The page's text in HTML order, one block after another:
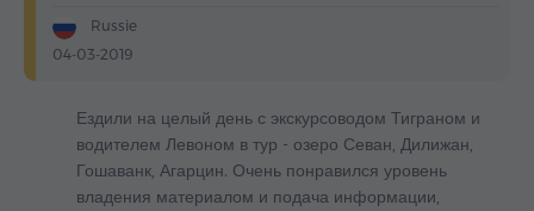
Russie
04-03-2019
Ездили на целый день с экскурсоводом Тиграном и
водителем Левоном в тур - озеро Севан, Дилижан,
Гошаванк, Агарцин. Очень понравился уровень
владения материалом и подача информации,